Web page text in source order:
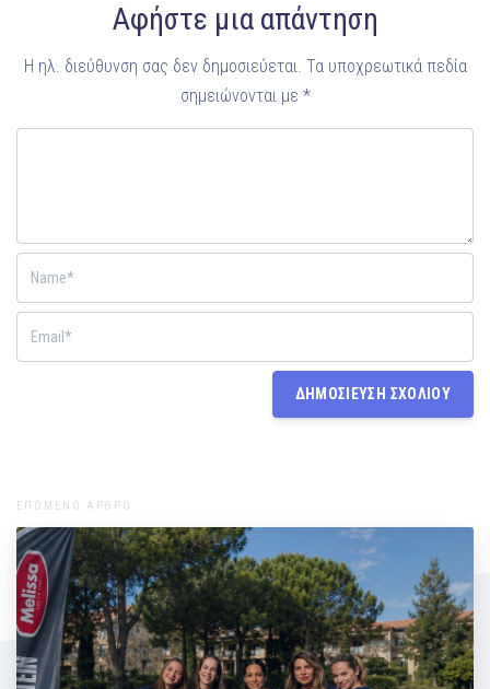
Αφήστε μια απάντηση
Η ηλ. διεύθυνση σας δεν δημοσιεύεται. Τα υποχρεωτικά πεδία
σημειώνονται με *
ΕΠΟΜΕΝΟ ΑΡΘΡΟ